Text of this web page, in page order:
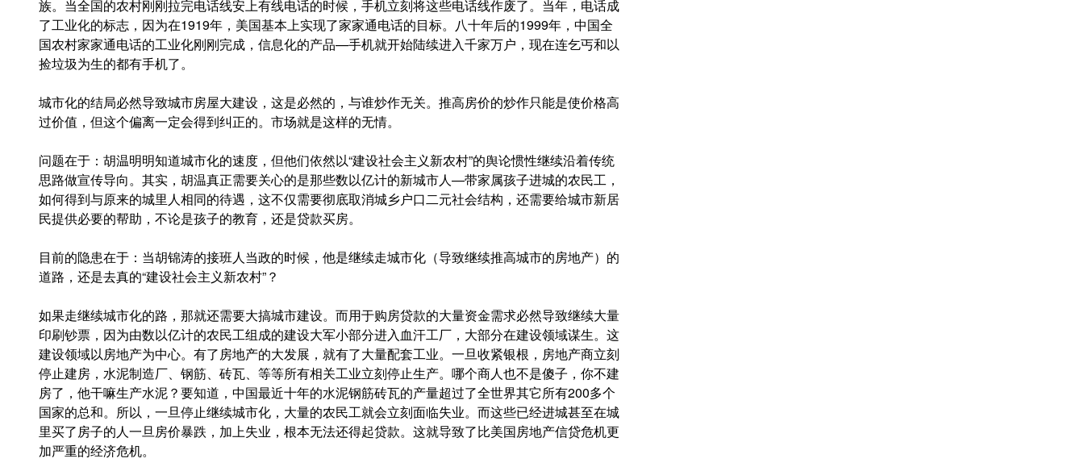
族。当全国的农村刚刚拉完电话线安上有线电话的时候，手机立刻将这些电话线作废了。当年，电话成
了工业化的标志，因为在1919年，美国基本上实现了家家通电话的目标。八十年后的1999年，中国全
国农村家家通电话的工业化刚刚完成，信息化的产品—手机就开始陆续进入千家万户，现在连乞丐和以
捡垃圾为生的都有手机了。
城市化的结局必然导致城市房屋大建设，这是必然的，与谁炒作无关。推高房价的炒作只能是使价格高
过价值，但这个偏离一定会得到纠正的。市场就是这样的无情。
问题在于：胡温明明知道城市化的速度，但他们依然以“建设社会主义新农村”的舆论惯性继续沿着传统
思路做宣传导向。其实，胡温真正需要关心的是那些数以亿计的新城市人—带家属孩子进城的农民工，
如何得到与原来的城里人相同的待遇，这不仅需要彻底取消城乡户口二元社会结构，还需要给城市新居
民提供必要的帮助，不论是孩子的教育，还是贷款买房。
目前的隐患在于：当胡锦涛的接班人当政的时候，他是继续走城市化（导致继续推高城市的房地产）的
道路，还是去真的“建设社会主义新农村”？
如果走继续城市化的路，那就还需要大搞城市建设。而用于购房贷款的大量资金需求必然导致继续大量
印刷钞票，因为由数以亿计的农民工组成的建设大军小部分进入血汗工厂，大部分在建设领域谋生。这
建设领域以房地产为中心。有了房地产的大发展，就有了大量配套工业。一旦收紧银根，房地产商立刻
停止建房，水泥制造厂、钢筋、砖瓦、等等所有相关工业立刻停止生产。哪个商人也不是傻子，你不建
房了，他干嘛生产水泥？要知道，中国最近十年的水泥钢筋砖瓦的产量超过了全世界其它所有200多个
国家的总和。所以，一旦停止继续城市化，大量的农民工就会立刻面临失业。而这些已经进城甚至在城
里买了房子的人一旦房价暴跌，加上失业，根本无法还得起贷款。这就导致了比美国房地产信贷危机更
加严重的经济危机。